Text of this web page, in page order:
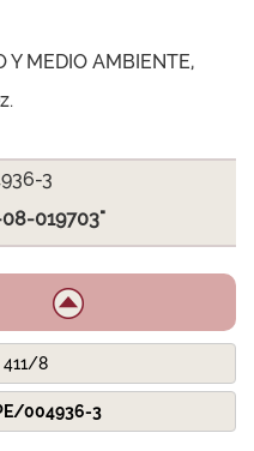
Y MEDIO AMBIENTE,
3
08-019703"
411/8
004936-3